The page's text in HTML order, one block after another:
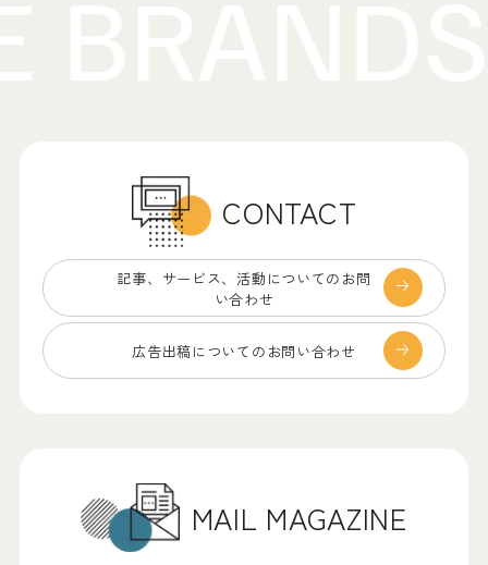
CONTACT
記事、サービス、 活動についてのお問
い合わせ
広告出稿についての お問い合わせ
MAIL MAGAZINE